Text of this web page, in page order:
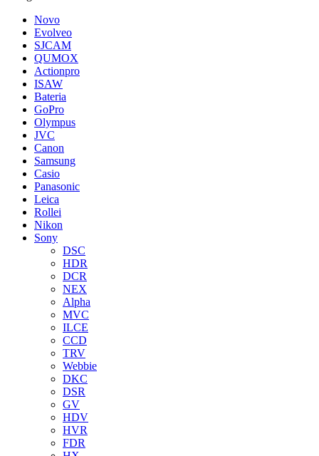
Novo
Evolveo
SJCAM
QUMOX
Actionpro
ISAW
Bateria
GoPro
Olympus
JVC
Canon
Samsung
Casio
Panasonic
Leica
Rollei
Nikon
Sony
DSC
HDR
DCR
NEX
Alpha
MVC
ILCE
CCD
TRV
Webbie
DKC
DSR
GV
HDV
HVR
FDR